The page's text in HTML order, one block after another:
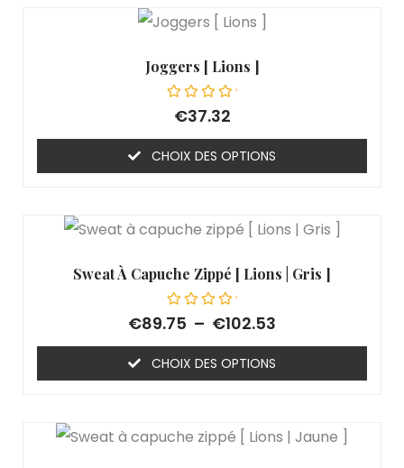
Joggers [ Lions ]
Note
€37.32
CHOIX DES OPTIONS
Sweat À Capuche Zippé [ Lions | Gris ]
Note
0
€89.75 – €102.53
CHOIX DES OPTIONS